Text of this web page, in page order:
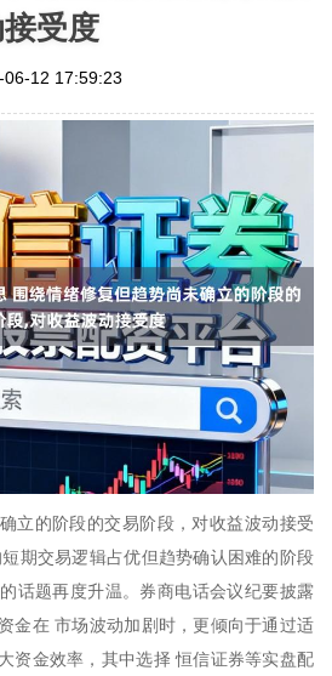
受度
06-12 17:59:23
立的阶段的交易阶段，对收益波动接受
期交易逻辑占优但趋势确认困难的阶段
话题再度升温。券商电话会议纪要披露
金在 市场波动加剧时，更倾向于通过适
资金效率，其中选择 恒信证券等实盘配